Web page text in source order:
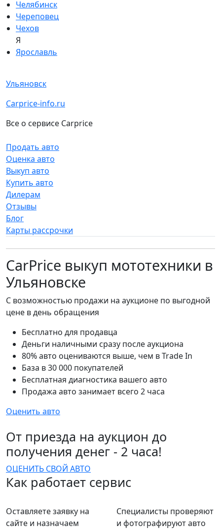
Челябинск
Череповец
Чехов
Я
Ярославль
Ульяновск
Carprice-info.ru
Все о сервисе Carprice
Продать авто
Оценка авто
Выкуп авто
Купить авто
Дилерам
Отзывы
Блог
Карты рассрочки
CarPrice выкуп мототехники в
Ульяновске
С возможностью продажи на аукционе по выгодной
цене в день обращения
Бесплатно для продавца
Деньги наличными сразу после аукциона
80% авто оцениваются выше, чем в Trade In
База в 30 000 покупателей
Бесплатная диагностика вашего авто
Продажа авто занимает всего 2 часа
Оценить авто
От приезда на аукцион до
получения денег - 2 часа!
ОЦЕНИТЬ СВОЙ АВТО
Как работает сервис
Оставляете заявку на
сайте и назначаем
Специалисты проверяют
и фотографируют авто